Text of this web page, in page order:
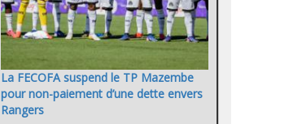
La FECOFA suspend le TP Mazembe
pour non-paiement d’une dette envers
Rangers